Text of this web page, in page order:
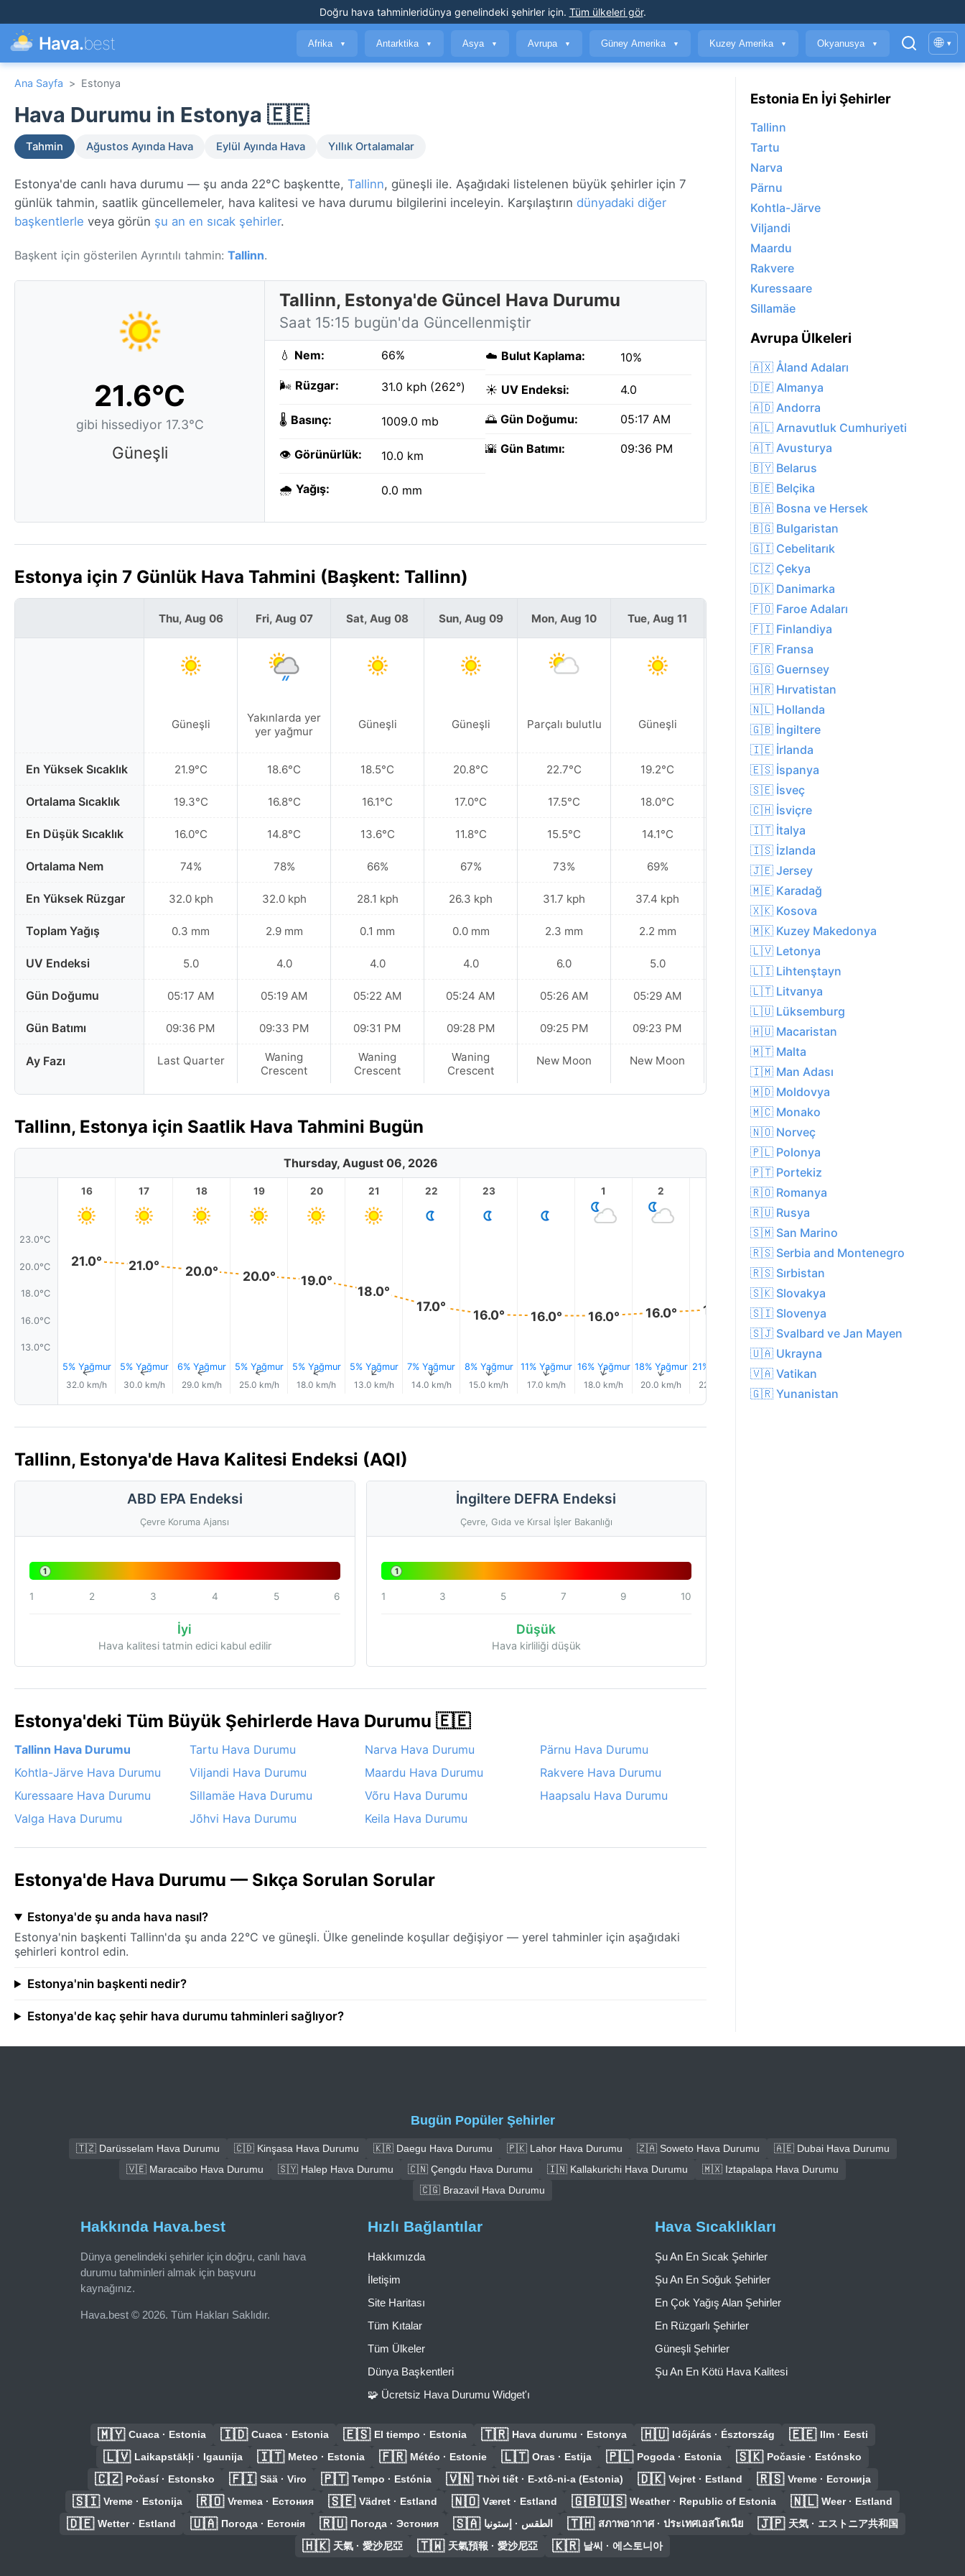
Doğru hava tahminleridünya genelindeki şehirler için. Tüm ülkeleri gör.
Hava.best Afrika ▼ Antarktika ▼ Asya ▼ Avrupa ▼ Güney Amerika ▼ Kuzey Amerika ▼ Okyanusya ▼ 🌐 ▾
Ana Sayfa > Estonya
Hava Durumu in Estonya 🇪🇪
Tahmin Ağustos Ayında Hava Eylül Ayında Hava Yıllık Ortalamalar
Estonya'de canlı hava durumu — şu anda 22°C başkentte, Tallinn, güneşli ile. Aşağıdaki listelenen büyük şehirler için 7
günlük tahmin, saatlik güncellemeler, hava kalitesi ve hava durumu bilgilerini inceleyin. Karşılaştırın dünyadaki diğer
başkentlerle veya görün şu an en sıcak şehirler.
Başkent için gösterilen Ayrıntılı tahmin: Tallinn.
21.6°C
gibi hissediyor 17.3°C
Güneşli
Tallinn, Estonya'de Güncel Hava Durumu
Saat 15:15 bugün'da Güncellenmiştir
💧 Nem: 66%
🌬️ Rüzgar: 31.0 kph (262°)
🌡️ Basınç: 1009.0 mb
👁️ Görünürlük: 10.0 km
🌧️ Yağış: 0.0 mm
☁️ Bulut Kaplama: 10%
☀️ UV Endeksi: 4.0
🌅 Gün Doğumu: 05:17 AM
🌇 Gün Batımı: 09:36 PM
Estonya için 7 Günlük Hava Tahmini (Başkent: Tallinn)
En Yüksek Sıcaklık
Ortalama Sıcaklık
En Düşük Sıcaklık
Ortalama Nem
En Yüksek Rüzgar
Toplam Yağış
UV Endeksi
Gün Doğumu
Gün Batımı
Ay Fazı
Thu, Aug 06
Güneşli
21.9°C
19.3°C
16.0°C
74%
32.0 kph
0.3 mm
5.0
05:17 AM
09:36 PM
Last Quarter
Fri, Aug 07
Yakınlarda yer
yer yağmur
18.6°C
16.8°C
14.8°C
78%
32.0 kph
2.9 mm
4.0
05:19 AM
09:33 PM
Waning
Crescent
Sat, Aug 08
Güneşli
18.5°C
16.1°C
13.6°C
66%
28.1 kph
0.1 mm
4.0
05:22 AM
09:31 PM
Waning
Crescent
Sun, Aug 09
Güneşli
20.8°C
17.0°C
11.8°C
67%
26.3 kph
0.0 mm
4.0
05:24 AM
09:28 PM
Waning
Crescent
Mon, Aug 10
Parçalı bulutlu
22.7°C
17.5°C
15.5°C
73%
31.7 kph
2.3 mm
6.0
05:26 AM
09:25 PM
New Moon
Tue, Aug 11
Güneşli
19.2°C
18.0°C
14.1°C
69%
37.4 kph
2.2 mm
5.0
05:29 AM
09:23 PM
New Moon
Wed, Aug 12
Yakınlarda yer
yer yağmur
16.8°C
14.9°C
13.2°C
69%
32.8 kph
3.3 mm
5.0
05:31 AM
09:20 PM
New Moon
Tallinn, Estonya için Saatlik Hava Tahmini Bugün
Thursday, August 06, 2026
23.0°C
20.0°C
18.0°C
16.0°C
13.0°C
16
21.0°
5% Yağmur
↑
32.0 km/h
17
21.0°
5% Yağmur
↑
30.0 km/h
18
20.0°
6% Yağmur
↑
29.0 km/h
19
20.0°
5% Yağmur
↑
25.0 km/h
20
19.0°
5% Yağmur
↑
18.0 km/h
21
18.0°
5% Yağmur
↑
13.0 km/h
22
17.0°
7% Yağmur
↑
14.0 km/h
23
16.0°
8% Yağmur
↑
15.0 km/h
16.0°
11% Yağmur
↑
17.0 km/h
1
16.0°
16% Yağmur
↑
18.0 km/h
2
16.0°
18% Yağmur
↑
20.0 km/h
16.0°
21% Yağmur
22.0 km/h
4
17.0°
0.0 mm
↑
17.0°
Tallinn, Estonya'de Hava Kalitesi Endeksi (AQI)
ABD EPA Endeksi
Çevre Koruma Ajansı
1
1 2 3 4 5 6
İyi
Hava kalitesi tatmin edici kabul edilir
İngiltere DEFRA Endeksi
Çevre, Gıda ve Kırsal İşler Bakanlığı
1
1 3 5 7 9 10
Düşük
Hava kirliliği düşük
Estonya'deki Tüm Büyük Şehirlerde Hava Durumu 🇪🇪
Tallinn Hava Durumu Tartu Hava Durumu Narva Hava Durumu
Pärnu Hava Durumu
Kohtla-Järve Hava Durumu
Viljandi Hava Durumu Maardu Hava Durumu
Rakvere Hava Durumu
Kuressaare Hava Durumu
Sillamäe Hava Durumu Võru Hava Durumu
Haapsalu Hava Durumu
Valga Hava Durumu
Jõhvi Hava Durumu Keila Hava Durumu
Estonya'de Hava Durumu — Sıkça Sorulan Sorular
Estonya'de şu anda hava nasıl?
Estonya'nin başkenti Tallinn'da şu anda 22°C ve güneşli. Ülke genelinde koşullar değişiyor — yerel tahminler için aşağıdaki
şehirleri kontrol edin.
Estonya'nin başkenti nedir?
Estonya'de kaç şehir hava durumu tahminleri sağlıyor?
Estonia En İyi Şehirler
Tallinn
Tartu
Narva
Pärnu
Kohtla-Järve
Viljandi
Maardu
Rakvere
Kuressaare
Sillamäe
Avrupa Ülkeleri
🇦🇽 Åland Adaları
🇩🇪 Almanya
🇦🇩 Andorra
🇦🇱 Arnavutluk Cumhuriyeti
🇦🇹 Avusturya
🇧🇾 Belarus
🇧🇪 Belçika
🇧🇦 Bosna ve Hersek
🇧🇬 Bulgaristan
🇬🇮 Cebelitarık
🇨🇿 Çekya
🇩🇰 Danimarka
🇫🇴 Faroe Adaları
🇫🇮 Finlandiya
🇫🇷 Fransa
🇬🇬 Guernsey
🇭🇷 Hırvatistan
🇳🇱 Hollanda
🇬🇧 İngiltere
🇮🇪 İrlanda
🇪🇸 İspanya
🇸🇪 İsveç
🇨🇭 İsviçre
🇮🇹 İtalya
🇮🇸 İzlanda
🇯🇪 Jersey
🇲🇪 Karadağ
🇽🇰 Kosova
🇲🇰 Kuzey Makedonya
🇱🇻 Letonya
🇱🇮 Lihtenştayn
🇱🇹 Litvanya
🇱🇺 Lüksemburg
🇭🇺 Macaristan
🇲🇹 Malta
🇮🇲 Man Adası
🇲🇩 Moldovya
🇲🇨 Monako
🇳🇴 Norveç
🇵🇱 Polonya
🇵🇹 Portekiz
🇷🇴 Romanya
🇷🇺 Rusya
🇸🇲 San Marino
🇷🇸 Serbia and Montenegro
🇷🇸 Sırbistan
🇸🇰 Slovakya
🇸🇮 Slovenya
🇸🇯 Svalbard ve Jan Mayen
🇺🇦 Ukrayna
🇻🇦 Vatikan
🇬🇷 Yunanistan
Bugün Popüler Şehirler
🇹🇿 Darüsselam Hava Durumu 🇨🇩 Kinşasa Hava Durumu 🇰🇷 Daegu Hava Durumu 🇵🇰 Lahor Hava Durumu 🇿🇦 Soweto Hava Durumu
🇦🇪 Dubai Hava Durumu
🇻🇪 Maracaibo Hava Durumu
🇸🇾 Halep Hava Durumu 🇨🇳 Çengdu Hava Durumu 🇮🇳 Kallakurichi Hava Durumu
🇲🇽 Iztapalapa Hava Durumu
🇨🇬 Brazavil Hava Durumu
Hakkında Hava.best
Dünya genelindeki şehirler için doğru, canlı hava
durumu tahminleri almak için başvuru
kaynağınız.
Hava.best © 2026. Tüm Hakları Saklıdır.
Hızlı Bağlantılar
Hakkımızda
İletişim
Site Haritası
Tüm Kıtalar
Tüm Ülkeler
Dünya Başkentleri
🧩 Ücretsiz Hava Durumu Widget'ı
Hava Sıcaklıkları
Şu An En Sıcak Şehirler
Şu An En Soğuk Şehirler
En Çok Yağış Alan Şehirler
En Rüzgarlı Şehirler
Güneşli Şehirler
Şu An En Kötü Hava Kalitesi
🇲🇾 Cuaca · Estonia 🇮🇩 Cuaca · Estonia 🇪🇸 El tiempo · Estonia 🇹🇷 Hava durumu · Estonya 🇭🇺 Időjárás · Észtország 🇪🇪 Ilm · Eesti
🇱🇻 Laikapstākļi · Igaunija 🇮🇹 Meteo · Estonia 🇫🇷 Météo · Estonie 🇱🇹 Oras · Estija 🇵🇱 Pogoda · Estonia 🇸🇰 Počasie · Estónsko
🇨🇿 Počasí · Estonsko 🇫🇮 Sää · Viro 🇵🇹 Tempo · Estónia 🇻🇳 Thời tiết · E-xtô-ni-a (Estonia) 🇩🇰 Vejret · Estland 🇷🇸 Vreme · Естонија
🇸🇮 Vreme · Estonija 🇷🇴 Vremea · Естония 🇸🇪 Vädret · Estland 🇳🇴 Været · Estland 🇬🇧🇺🇸 Weather · Republic of Estonia 🇳🇱 Weer · Estland
🇩🇪 Wetter · Estland 🇺🇦 Погода · Естонія 🇷🇺 Погода · Эстония 🇸🇦 الطقس · إستونيا 🇹🇭 สภาพอากาศ · ประเทศเอสโตเนีย 🇯🇵 天気 · エストニア共和国
🇭🇰 天氣 · 愛沙尼亞 🇹🇼 天氣預報 · 愛沙尼亞 🇰🇷 날씨 · 에스토니아